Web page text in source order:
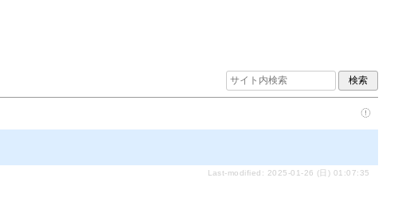
Last-modified: 2025-01-26 (日) 01:07:35